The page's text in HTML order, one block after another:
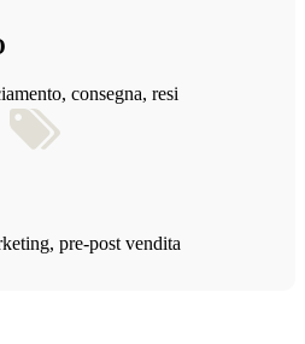
consegna, resi
pre-post vendita